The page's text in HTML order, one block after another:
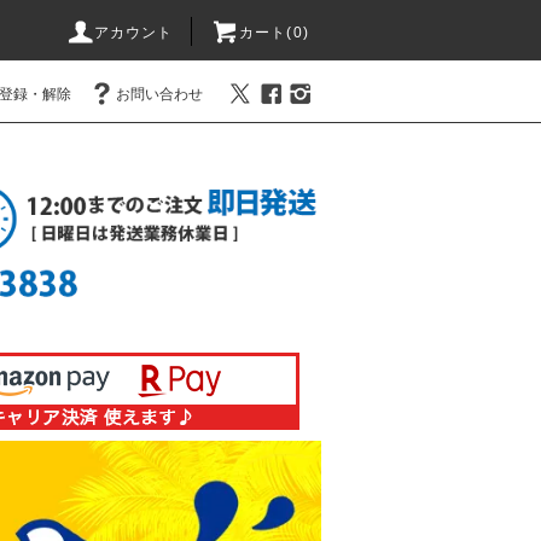
アカウント カート(0)
録・解除 お問い合わせ